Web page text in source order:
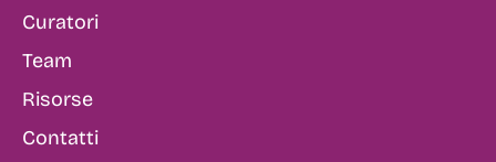
Curatori
Team
Risorse
Contatti